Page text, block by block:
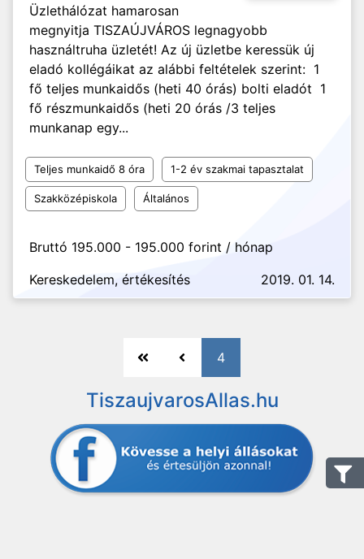
Üzlethálózat hamarosan
megnyitja TISZAÚJVÁROS legnagyobb
használtruha üzletét! Az új üzletbe keressük új
eladó kollégáikat az alábbi feltételek szerint: 1
fő teljes munkaidős (heti 40 órás) bolti eladót 1
fő részmunkaidős (heti 20 órás /3 teljes
munkanap egy...
Teljes munkaidő 8 óra 1-2 év szakmai tapasztalat
Szakközépiskola Általános
Bruttó 195.000 - 195.000 forint / hónap
Kereskedelem, értékesítés
2019. 01. 14.
4
TiszaujvarosAllas.hu